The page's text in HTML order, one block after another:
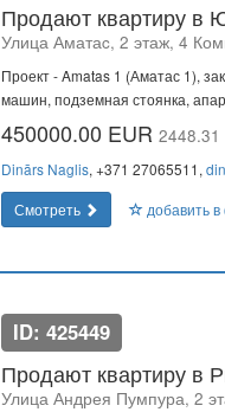
Продают квартиру в
Улица Аматаc, 2 этаж, 4
Проект - Amatas 1 (Аматас 1),
машин, подземная стоянка,
450000.00 EUR 2448.31
Dinārs Naglis, +371 27065511,
Смотреть
добавить
ID: 425449
Продают квартиру в
Улица Андрея Пумпура, 2